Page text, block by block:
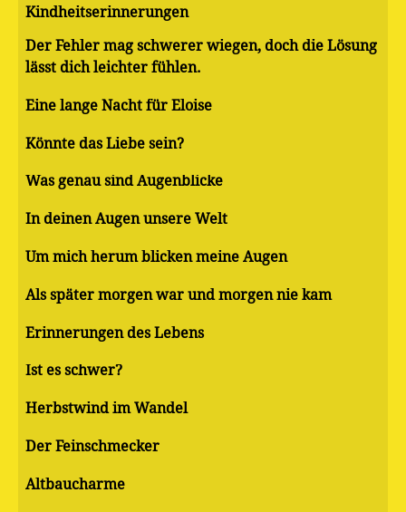
Kindheitserinnerungen
Der Fehler mag schwerer wiegen, doch die Lösung
lässt dich leichter fühlen.
Eine lange Nacht für Eloise
Könnte das Liebe sein?
Was genau sind Augenblicke
In deinen Augen unsere Welt
Um mich herum blicken meine Augen
Als später morgen war und morgen nie kam
Erinnerungen des Lebens
Ist es schwer?
Herbstwind im Wandel
Der Feinschmecker
Altbaucharme